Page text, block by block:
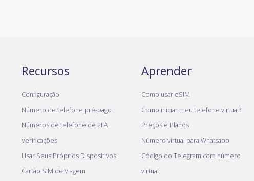
Recursos
Configuração
Número de telefone pré-pago
Números de telefone de 2FA
Verificações
Usar Seus Próprios Dispositivos
Cartão SIM de Viagem
Aprender
Como usar eSIM
Como iniciar meu telefone virtual?
Preços e Planos
Número virtual para Whatsapp
Código do Telegram com número
virtual